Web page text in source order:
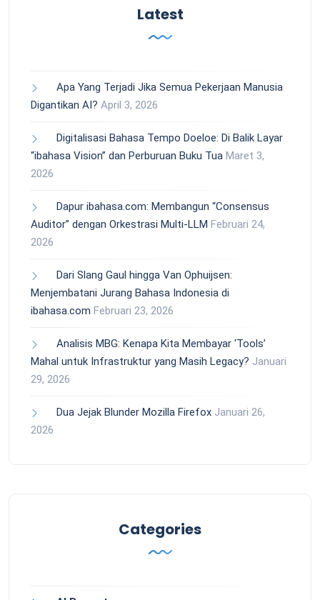
Latest
Apa Yang Terjadi Jika Semua Pekerjaan Manusia
Digantikan AI? April 3, 2026
Digitalisasi Bahasa Tempo Doeloe: Di Balik Layar
“ibahasa Vision” dan Perburuan Buku Tua Maret 3,
2026
Dapur ibahasa.com: Membangun “Consensus
Auditor” dengan Orkestrasi Multi-LLM Februari 24,
2026
Dari Slang Gaul hingga Van Ophuijsen:
Menjembatani Jurang Bahasa Indonesia di
ibahasa.com Februari 23, 2026
Analisis MBG: Kenapa Kita Membayar ‘Tools’
Mahal untuk Infrastruktur yang Masih Legacy? Januari
29, 2026
Dua Jejak Blunder Mozilla Firefox Januari 26,
2026
Categories